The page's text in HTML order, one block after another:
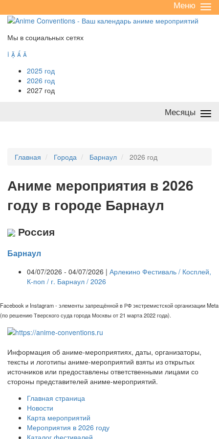
/
Меню
Мы в социальных сетях
   
2025 год
2026 год
2027 год
Месяцы
Главная Города Барнаул 2026 год
Аниме мероприятия в 2026
году в городе Барнаул
Россия
Барнаул
04/07/2026 - 04/07/2026 | Арлекино Фестиваль / Косплей,
К-поп / г. Барнаул / 2026
Facebook и Instagram - элементы запрещённой в РФ экстремистской организации Meta
(по решению Тверского суда города Москвы от 21 марта 2022 года).
Информация об аниме-мероприятиях, даты, организаторы,
тексты и логотипы аниме-мероприятий взяты из открытых
источников или предоставлены ответственными лицами со
стороны представителей аниме-мероприятий.
Главная страница
Новости
Карта мероприятий
Мероприятия в 2026 году